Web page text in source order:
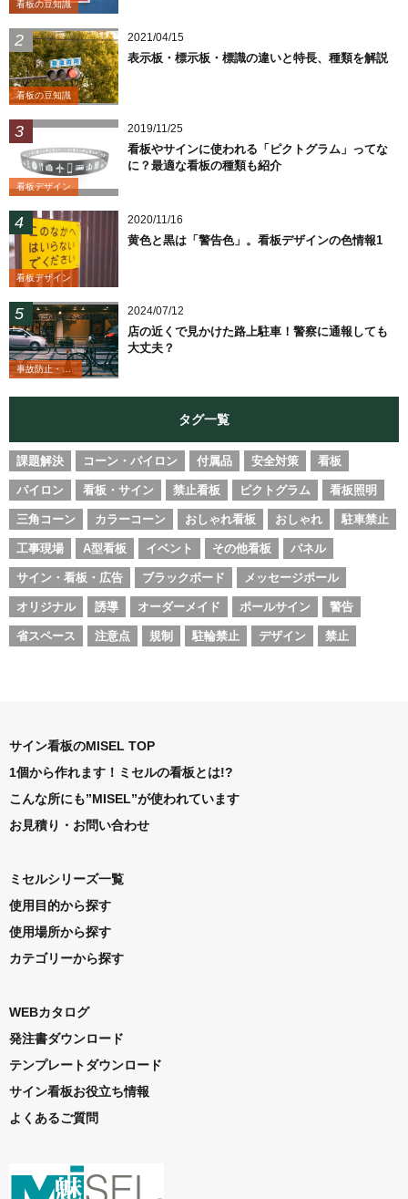
看板の豆知識
看板の豆知識
2021/04/15
表示板・標示板・標識の違いと特長、種類を解説
看板デザイン
2019/11/25
看板やサインに使われる「ピクトグラム」ってな
に？最適な看板の種類も紹介
看板デザイン
2020/11/16
黄色と黒は「警告色」。看板デザインの色情報1
事故防止・業務改善
2024/07/12
店の近くで見かけた路上駐車！警察に通報しても
大丈夫？
タグ一覧
課題解決 コーン・パイロン 付属品 安全対策 看板
パイロン 看板・サイン 禁止看板 ピクトグラム 看板照明
三角コーン カラーコーン おしゃれ看板 おしゃれ 駐車禁止
工事現場 A型看板 イベント その他看板 パネル
サイン・看板・広告 ブラックボード メッセージポール
オリジナル 誘導 オーダーメイド ポールサイン 警告
省スペース 注意点 規制 駐輪禁止 デザイン 禁止
サイン看板のMISEL TOP
1個から作れます！ミセルの看板とは!?
こんな所にも”MISEL”が使われています
お見積り・お問い合わせ
ミセルシリーズ一覧
使用目的から探す
使用場所から探す
カテゴリーから探す
WEBカタログ
発注書ダウンロード
テンプレートダウンロード
サイン看板お役立ち情報
よくあるご質問